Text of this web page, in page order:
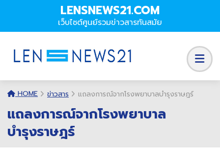
LENSNEWS21.COM
เว็บไซต์ศูนย์รวมข่าวสารทันสมัย
HOME ข่าวสาร แถลงการณ์จากโรงพยาบาลบำรุงราษฎร์
แถลงการณ์จากโรงพยาบาล
บำรุงราษฎร์